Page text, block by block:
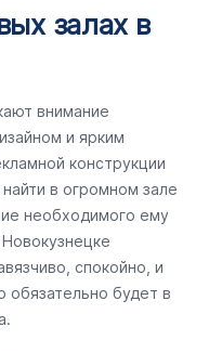
залах в
внимание
и ярким
конструкции
в огромном зале
необходимого ему
спокойно, и
обязательно будет в